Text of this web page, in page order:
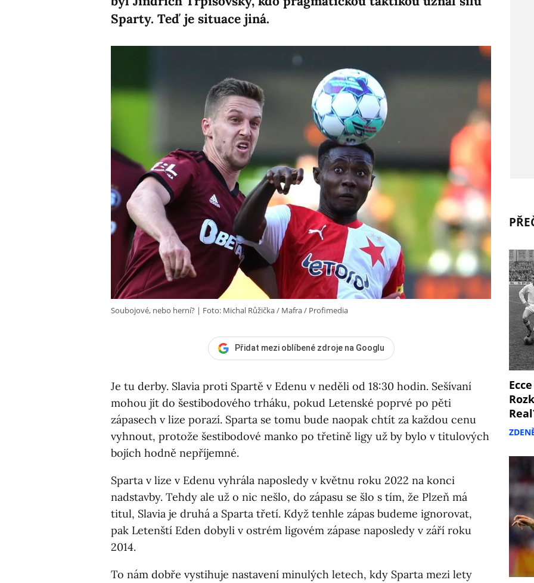
Sparty. Teď je situace jiná.
Soubojové, nebo herní? Foto: Michal Růžička / Mafra / Profimedia
Přidat mezi oblíbené zdroje na Googlu
Je tu derby. Slavia proti Spartě v Edenu v neděli od 18:30 hodin. Sešívaní
mohou jít do šestibodového trháku, pokud Letenské poprvé po pěti
zápasech v lize porazí. Sparta se tomu bude naopak chtít za každou cenu
vyhnout, protože šestibodové manko po třetině ligy už by bylo v titulových
bojích hodně nepříjemné.
Sparta v lize v Edenu vyhrála naposledy v květnu roku 2022 na konci
nadstavby. Tehdy ale už o nic nešlo, do zápasu se šlo s tím, že Plzeň má
titul, Slavia je druhá a Sparta třetí. Když tenhle zápas budeme ignorovat,
pak Letenští Eden dobyli v ostrém ligovém zápase naposledy v září roku
2014.
To nám dobře vystihuje nastavení minulých letech, kdy Sparta mezi lety